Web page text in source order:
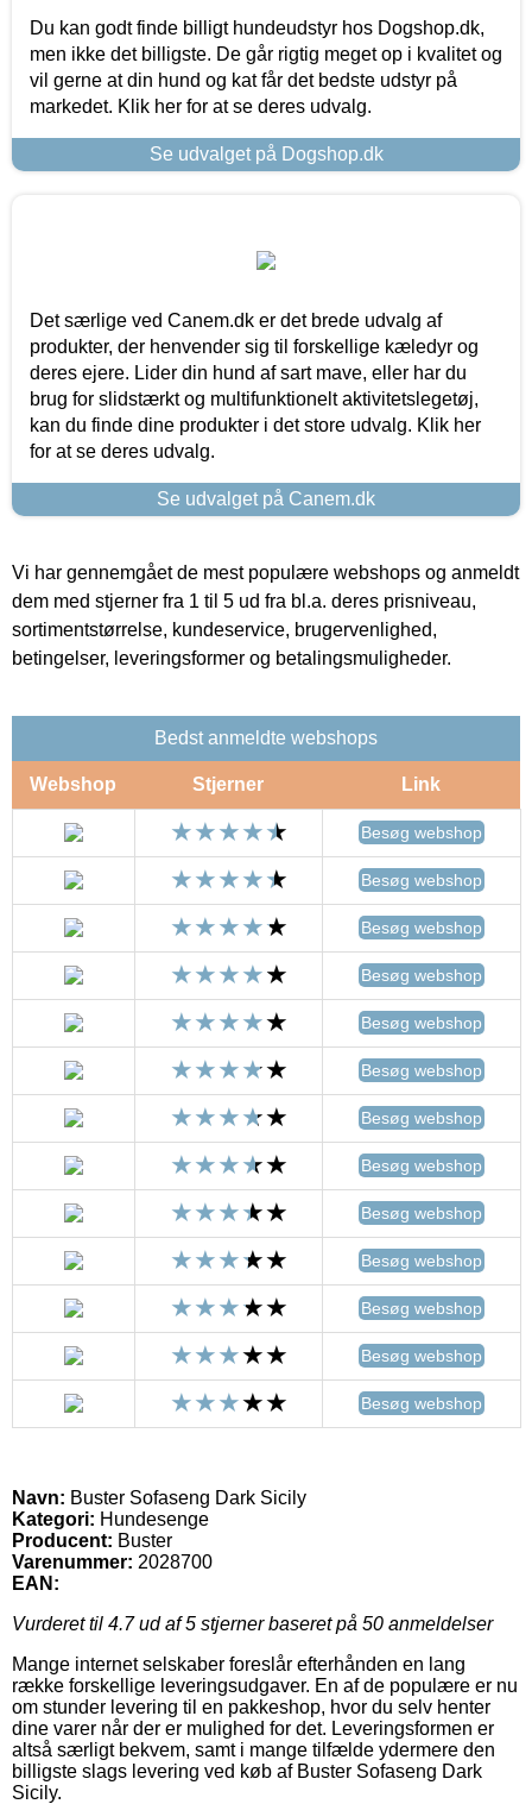
Du kan godt finde billigt hundeudstyr hos Dogshop.dk,
men ikke det billigste. De går rigtig meget op i kvalitet og
vil gerne at din hund og kat får det bedste udstyr på
markedet. Klik her for at se deres udvalg.
Se udvalget på Dogshop.dk
Det særlige ved Canem.dk er det brede udvalg af
produkter, der henvender sig til forskellige kæledyr og
deres ejere. Lider din hund af sart mave, eller har du
brug for slidstærkt og multifunktionelt aktivitetslegetøj,
kan du finde dine produkter i det store udvalg. Klik her
for at se deres udvalg.
Se udvalget på Canem.dk
Vi har gennemgået de mest populære webshops og anmeldt
dem med stjerner fra 1 til 5 ud fra bl.a. deres prisniveau,
sortimentstørrelse, kundeservice, brugervenlighed,
betingelser, leveringsformer og betalingsmuligheder.
Bedst anmeldte webshops
Webshop Stjerner Link
Besøg webshop
Besøg webshop
Besøg webshop
Besøg webshop
Besøg webshop
Besøg webshop
Besøg webshop
Besøg webshop
Besøg webshop
Besøg webshop
Besøg webshop
Besøg webshop
Besøg webshop
Navn: Buster Sofaseng Dark Sicily
Kategori: Hundesenge
Producent: Buster
Varenummer: 2028700
EAN:
Vurderet til 4.7ud af 5 stjerner baseret på 50 anmeldelser
Mange internet selskaber foreslår efterhånden en lang
række forskellige leveringsudgaver. En af de populære er nu
om stunder levering til en pakkeshop, hvor du selv henter
dine varer når der er mulighed for det. Leveringsformen er
altså særligt bekvem, samt i mange tilfælde ydermere den
billigste slags levering ved køb af Buster Sofaseng Dark
Sicily.